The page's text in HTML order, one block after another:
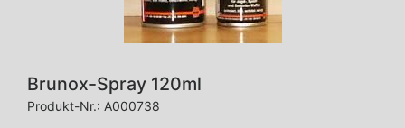
Brunox-Spray 120ml
Produkt-Nr.: A000738